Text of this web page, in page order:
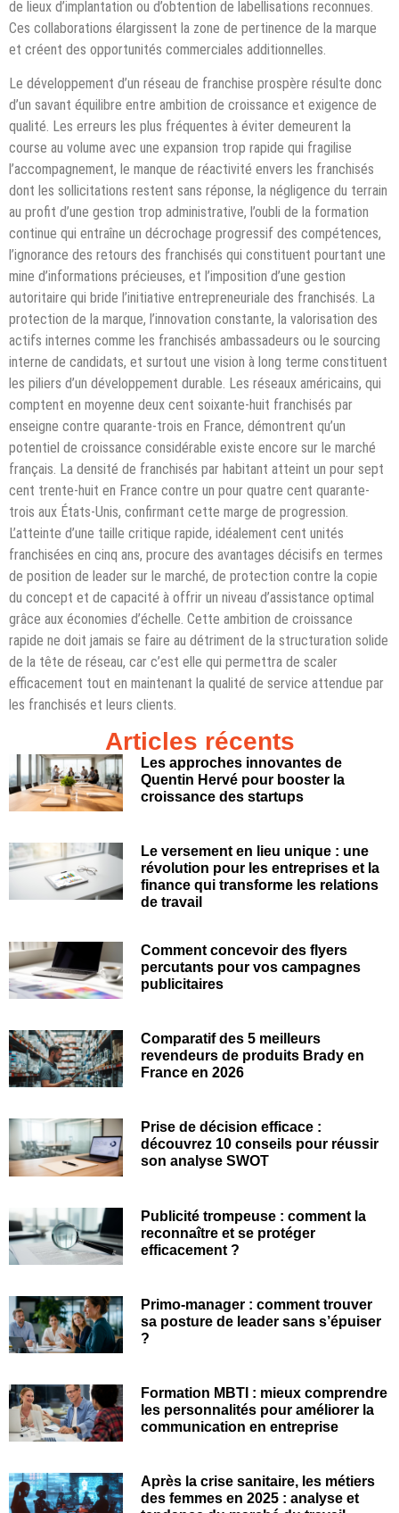
Articles récents
Les approches innovantes de
Quentin Hervé pour booster la
croissance des startups
Le versement en lieu unique : une
révolution pour les entreprises et la
finance qui transforme les relations
de travail
Comment concevoir des flyers
percutants pour vos campagnes
publicitaires
Comparatif des 5 meilleurs
revendeurs de produits Brady en
France en 2026
Prise de décision efficace :
découvrez 10 conseils pour réussir
son analyse SWOT
Publicité trompeuse : comment la
reconnaître et se protéger
efficacement ?
Primo-manager : comment trouver
sa posture de leader sans s’épuiser
?
Formation MBTI : mieux comprendre
les personnalités pour améliorer la
communication en entreprise
Après la crise sanitaire, les métiers
des femmes en 2025 : analyse et
de lieux d’implantation ou d’obtention de labellisations reconnues.
Ces collaborations élargissent la zone de pertinence de la marque
et créent des opportunités commerciales additionnelles.
Le développement d’un réseau de franchise prospère résulte donc
d’un savant équilibre entre ambition de croissance et exigence de
qualité. Les erreurs les plus fréquentes à éviter demeurent la
course au volume avec une expansion trop rapide qui fragilise
l’accompagnement, le manque de réactivité envers les franchisés
dont les sollicitations restent sans réponse, la négligence du terrain
au profit d’une gestion trop administrative, l’oubli de la formation
continue qui entraîne un décrochage progressif des compétences,
l’ignorance des retours des franchisés qui constituent pourtant une
mine d’informations précieuses, et l’imposition d’une gestion
autoritaire qui bride l’initiative entrepreneuriale des franchisés. La
protection de la marque, l’innovation constante, la valorisation des
actifs internes comme les franchisés ambassadeurs ou le sourcing
interne de candidats, et surtout une vision à long terme constituent
les piliers d’un développement durable. Les réseaux américains, qui
comptent en moyenne deux cent soixante-huit franchisés par
enseigne contre quarante-trois en France, démontrent qu’un
potentiel de croissance considérable existe encore sur le marché
français. La densité de franchisés par habitant atteint un pour sept
cent trente-huit en France contre un pour quatre cent quarante-
trois aux États-Unis, confirmant cette marge de progression.
L’atteinte d’une taille critique rapide, idéalement cent unités
franchisées en cinq ans, procure des avantages décisifs en termes
de position de leader sur le marché, de protection contre la copie
du concept et de capacité à offrir un niveau d’assistance optimal
grâce aux économies d’échelle. Cette ambition de croissance
rapide ne doit jamais se faire au détriment de la structuration solide
de la tête de réseau, car c’est elle qui permettra de scaler
efficacement tout en maintenant la qualité de service attendue par
les franchisés et leurs clients.